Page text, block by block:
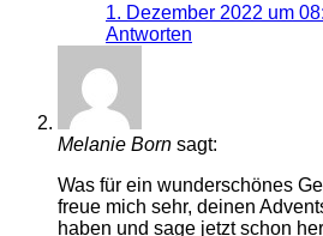
1. Dezember 2022 um
Antworten
Melanie Born sagt:
Was für ein wunderschönes
freue mich sehr, deinen
haben und sage jetzt schon